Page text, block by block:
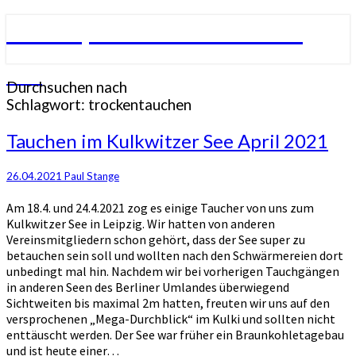
Durchsuchen nach
Schlagwort: trockentauchen
Tauchen
im
Kulkwitzer
See
April
2021
Tauchen im Kulkwitzer See April 2021
26.04.2021 Paul Stange
Am 18.4. und 24.4.2021 zog es einige Taucher von uns zum
Kulkwitzer See in Leipzig. Wir hatten von anderen
Vereinsmitgliedern schon gehört, dass der See super zu
betauchen sein soll und wollten nach den Schwärmereien dort
unbedingt mal hin. Nachdem wir bei vorherigen Tauchgängen
in anderen Seen des Berliner Umlandes überwiegend
Sichtweiten bis maximal 2m hatten, freuten wir uns auf den
versprochenen „Mega-Durchblick“ im Kulki und sollten nicht
enttäuscht werden. Der See war früher ein Braunkohletagebau
und ist heute einer…